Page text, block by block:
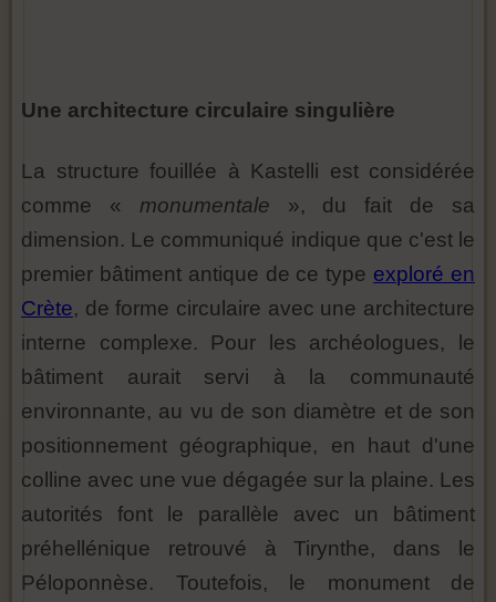
Une architecture circulaire singulière
La structure fouillée à Kastelli est considérée
comme « monumentale », du fait de sa
dimension. Le communiqué indique que c'est le
premier bâtiment antique de ce type exploré en
Crète, de forme circulaire avec une architecture
interne complexe. Pour les archéologues, le
bâtiment aurait servi à la communauté
environnante, au vu de son diamètre et de son
positionnement géographique, en haut d'une
colline avec une vue dégagée sur la plaine. Les
autorités font le parallèle avec un bâtiment
préhellénique retrouvé à Tirynthe, dans le
Péloponnèse. Toutefois, le monument de